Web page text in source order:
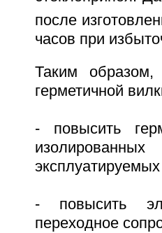
после
часов при
Таким образом,
герметичной
- повысить
- повысить
переходное